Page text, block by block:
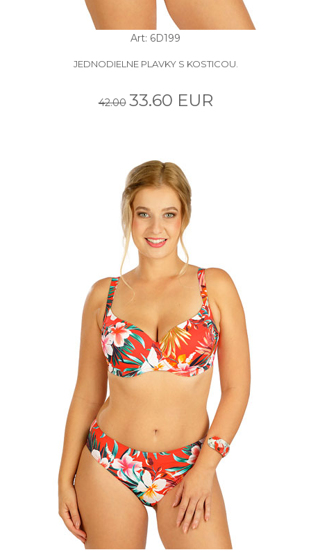
Art: 6D199
JEDNODIELNE PLAVKY S KOSTICOU.
42.00 33.60 EUR